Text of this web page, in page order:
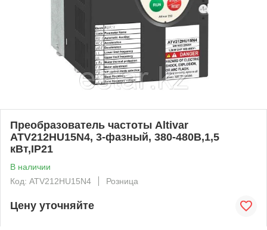
Преобразователь частоты Altivar
ATV212HU15N4, 3-фазный, 380-480В,1,5
кВт,IP21
В наличии
Код: ATV212HU15N4
Розница
Цену уточняйте